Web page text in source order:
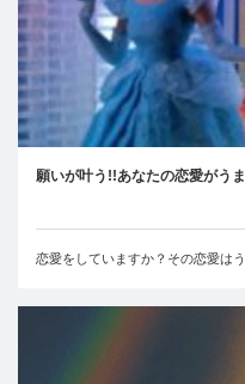
願いが叶う!!あなたの恋愛がう
恋愛をしていますか？その恋愛は